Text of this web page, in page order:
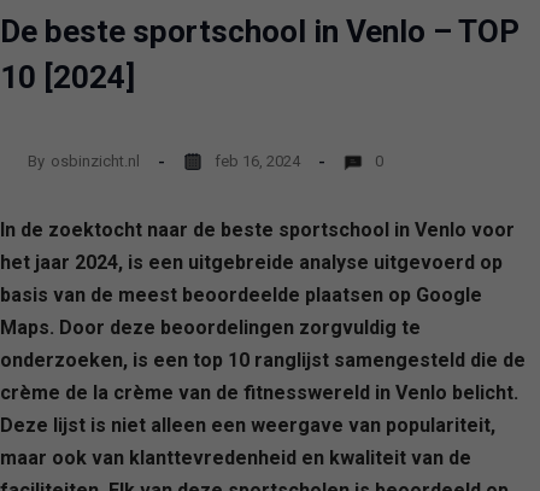
De beste sportschool in Venlo – TOP
10 [2024]
By osbinzicht.nl feb 16, 2024 0
In de zoektocht naar de beste sportschool in Venlo voor
het jaar 2024, is een uitgebreide analyse uitgevoerd op
basis van de meest beoordeelde plaatsen op Google
Maps. Door deze beoordelingen zorgvuldig te
onderzoeken, is een top 10 ranglijst samengesteld die de
crème de la crème van de fitnesswereld in Venlo belicht.
Deze lijst is niet alleen een weergave van populariteit,
maar ook van klanttevredenheid en kwaliteit van de